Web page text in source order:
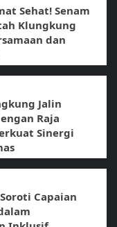
Sehat! Senam
Klungkung
dan
Jalin
Raja
Sinergi
Capaian